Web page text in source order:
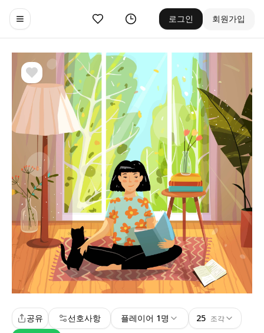
Toggle navigation menu
좋아요 기록 로그인 회원가입
공유 선호사항 플레이어 1명 25 조각